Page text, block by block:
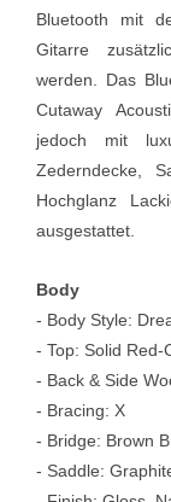
Bluetooth mit
Gitarre
werden. Das
Cutaway
jedoch mit
Zederndecke,
Hochglanz
ausgestattet.
Body
- Body Style:
- Top: Solid Red-
- Back & Side
- Bracing: X
- Bridge: Brown
- Saddle: